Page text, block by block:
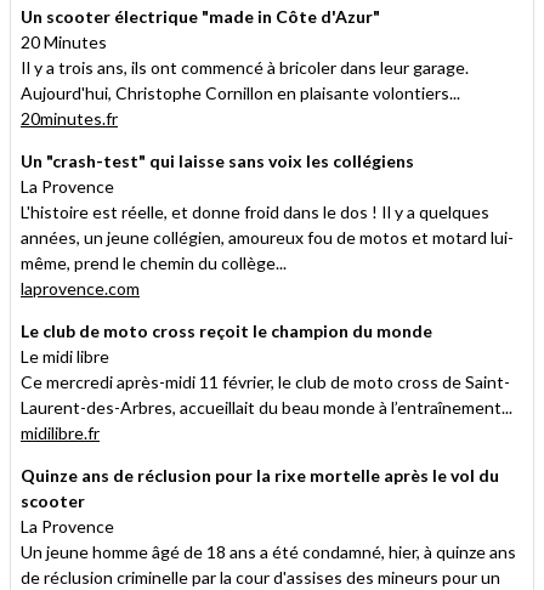
ami
Un scooter électrique "made in Côte d'Azur"
20 Minutes
Il y a trois ans, ils ont commencé à bricoler dans leur garage.
Aujourd'hui, Christophe Cornillon en plaisante volontiers...
20minutes.fr
Un "crash-test" qui laisse sans voix les collégiens
La Provence
L'histoire est réelle, et donne froid dans le dos ! Il y a quelques
années, un jeune collégien, amoureux fou de motos et motard lui-
même, prend le chemin du collège...
laprovence.com
Le club de moto cross reçoit le champion du monde
Le midi libre
Ce mercredi après-midi 11 février, le club de moto cross de Saint-
Laurent-des-Arbres, accueillait du beau monde à l’entraînement...
midilibre.fr
Quinze ans de réclusion pour la rixe mortelle après le vol du
scooter
La Provence
Un jeune homme âgé de 18 ans a été condamné, hier, à quinze ans
de réclusion criminelle par la cour d'assises des mineurs pour un